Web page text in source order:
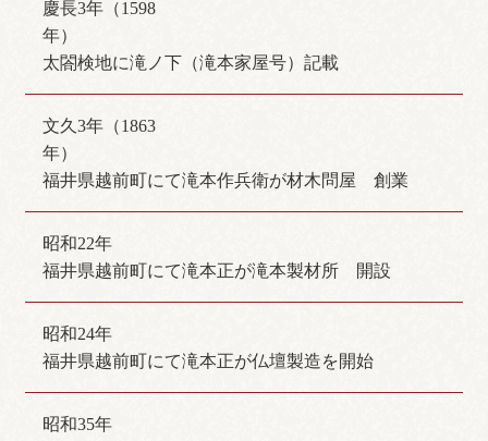
慶長3年（1598
年）
太閤検地に滝ノ下（滝本家屋号）記載
文久3年（1863
年）
福井県越前町にて滝本作兵衛が材木問屋 創業
昭和22年
福井県越前町にて滝本正が滝本製材所 開設
昭和24年
福井県越前町にて滝本正が仏壇製造を開始
昭和35年